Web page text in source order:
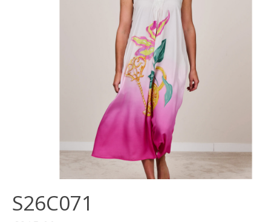
S26C071